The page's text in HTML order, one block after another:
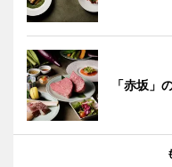
「赤坂」